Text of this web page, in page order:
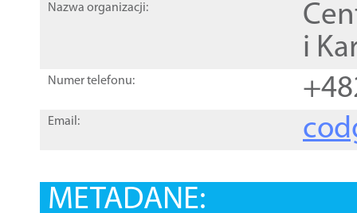
Nazwa organizacji:
i
Numer telefonu:
Email:
METADANE: